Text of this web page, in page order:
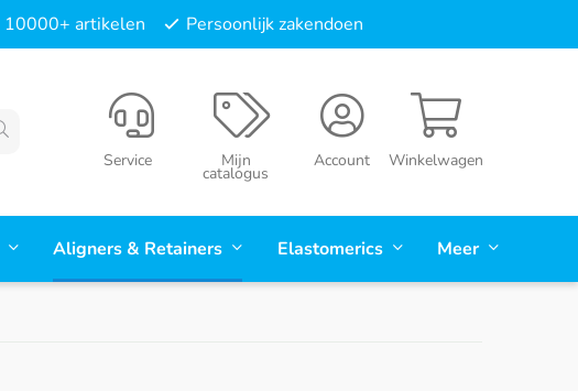
10000+ artikelen Persoonlijk zakendoen
Winkelwagen
Account
Mijn
catalogus
Service
Aligners & Retainers Elastomerics Meer